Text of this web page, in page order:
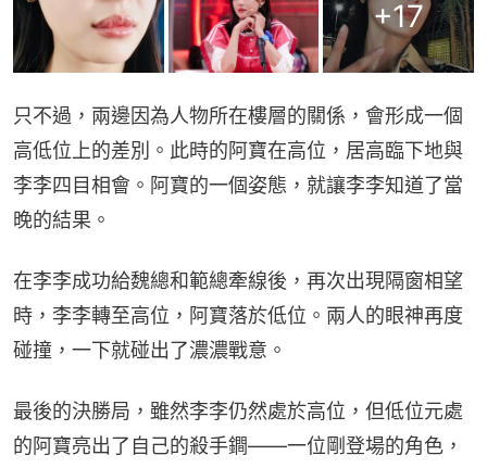
+17
只不過，兩邊因為人物所在樓層的關係，會形成一個
高低位上的差別。此時的阿寶在高位，居高臨下地與
李李四目相會。阿寶的一個姿態，就讓李李知道了當
晚的結果。
在李李成功給魏總和範總牽線後，再次出現隔窗相望
時，李李轉至高位，阿寶落於低位。兩人的眼神再度
碰撞，一下就碰出了濃濃戰意。
最後的決勝局，雖然李李仍然處於高位，但低位元處
的阿寶亮出了自己的殺手鐧——一位剛登場的角色，